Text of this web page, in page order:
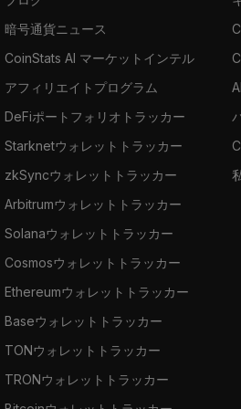
暗号通貨ニュース
CoinStats AI マーケットインテル
アフィリエイトプログラム
DeFiポートフォリオトラッカー
Starknetウォレットトラッカー
zkSyncウォレットトラッカー
Arbitrumウォレットトラッカー
Solanaウォレットトラッカー
Cosmosウォレットトラッカー
Ethereumウォレットトラッカー
Baseウォレットトラッカー
TONウォレットトラッカー
TRONウォレットトラッカー